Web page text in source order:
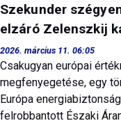
Szekunder
elzáró Zelenszkij
2026. március 11. 06:05
Csakugyan európai
megfenyegetése, egy
Európa
felrobbantott Északi